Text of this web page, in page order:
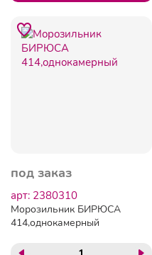
под заказ
арт: 2380310
Морозильник БИРЮСА
414,однокамерный